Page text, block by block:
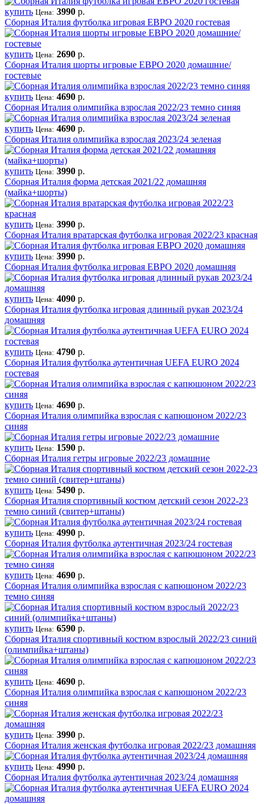
купить Цена: 3990 р.
Сборная Италия футболка игровая ЕВРО 2020 гостевая
купить Цена: 2690 р.
Сборная Италия шорты игровые ЕВРО 2020 домашние/
гостевые
купить Цена: 4690 р.
Сборная Италия олимпийка взрослая 2022/23 темно синяя
купить Цена: 4690 р.
Сборная Италия олимпийка взрослая 2023/24 зеленая
купить Цена: 3990 р.
Сборная Италия форма детская 2021/22 домашняя
(майка+шорты)
купить Цена: 3990 р.
Сборная Италия вратарская футболка игровая 2022/23 красная
купить Цена: 3990 р.
Сборная Италия футболка игровая ЕВРО 2020 домашняя
купить Цена: 4090 р.
Сборная Италия футболка игровая длинный рукав 2023/24
домашняя
купить Цена: 4790 р.
Сборная Италия футболка аутентичная UEFA EURO 2024
гостевая
купить Цена: 4690 р.
Сборная Италия олимпийка взрослая с капюшоном 2022/23
синяя
купить Цена: 1590 р.
Сборная Италия гетры игровые 2022/23 домашние
купить Цена: 5490 р.
Сборная Италия спортивный костюм детский сезон 2022-23
темно синий (свитер+штаны)
купить Цена: 4990 р.
Сборная Италия футболка аутентичная 2023/24 гостевая
купить Цена: 4690 р.
Сборная Италия олимпийка взрослая с капюшоном 2022/23
темно синяя
купить Цена: 6590 р.
Сборная Италия спортивный костюм взрослый 2022/23 синий
(олимпийка+штаны)
купить Цена: 4690 р.
Сборная Италия олимпийка взрослая с капюшоном 2022/23
синяя
купить Цена: 3990 р.
Сборная Италия женская футболка игровая 2022/23 домашняя
купить Цена: 4990 р.
Сборная Италия футболка аутентичная 2023/24 домашняя